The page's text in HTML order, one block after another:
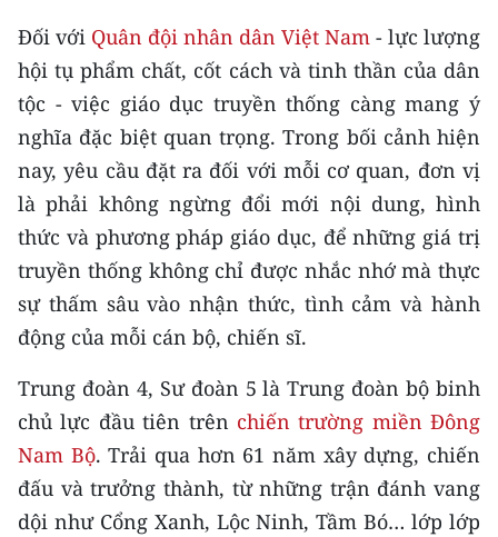
MEDIA CENTER
E-Magazine
Video
Media Chính trị
Media Kinh tế
Media Văn hóa
Media Xã hội
Media Pháp luật
Media Du lịch
Media Thế giới
Media Thể thao
Đối với Quân đội nhân dân Việt Nam - lực lượng
hội tụ phẩm chất, cốt cách và tinh thần của dân
tộc - việc giáo dục truyền thống càng mang ý
nghĩa đặc biệt quan trọng. Trong bối cảnh hiện
nay, yêu cầu đặt ra đối với mỗi cơ quan, đơn vị
là phải không ngừng đổi mới nội dung, hình
thức và phương pháp giáo dục, để những giá trị
truyền thống không chỉ được nhắc nhớ mà thực
sự thấm sâu vào nhận thức, tình cảm và hành
động của mỗi cán bộ, chiến sĩ.
Trung đoàn 4, Sư đoàn 5 là Trung đoàn bộ binh
chủ lực đầu tiên trên chiến trường miền Đông
Nam Bộ. Trải qua hơn 61 năm xây dựng, chiến
đấu và trưởng thành, từ những trận đánh vang
dội như Cổng Xanh, Lộc Ninh, Tầm Bó… lớp lớp